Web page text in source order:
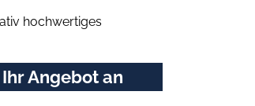
hochwertiges
Angebot an